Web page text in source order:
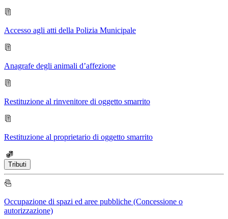
Accesso agli atti della Polizia Municipale
Anagrafe degli animali d’affezione
Restituzione al rinvenitore di oggetto smarrito
Restituzione al proprietario di oggetto smarrito
Tributi
Occupazione di spazi ed aree pubbliche (Concessione o
autorizzazione)